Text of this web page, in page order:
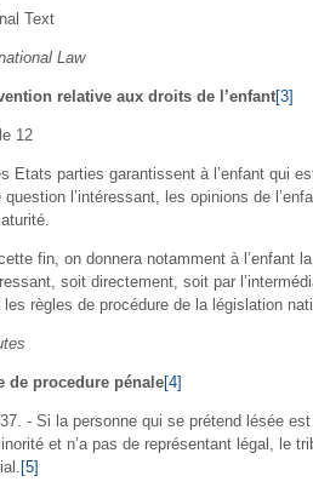
Text
Law
relative aux droits de l’enfant[3]
12
Etats parties garantissent à l’enfant qui
question l’intéressant, les opinions de
fin, on donnera notamment à l’enfant
soit directement, soit par
règles de procédure de la législation
de procedure pénale[4]
- Si la personne qui se prétend lésée
et n’a pas de représentant légal, le
[5]